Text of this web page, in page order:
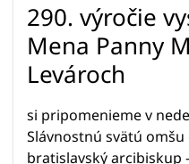
290. výročie
Mena Panny
Levároch
si pripomenieme v
Slávnostnú svätú
bratislavský arcibiskup